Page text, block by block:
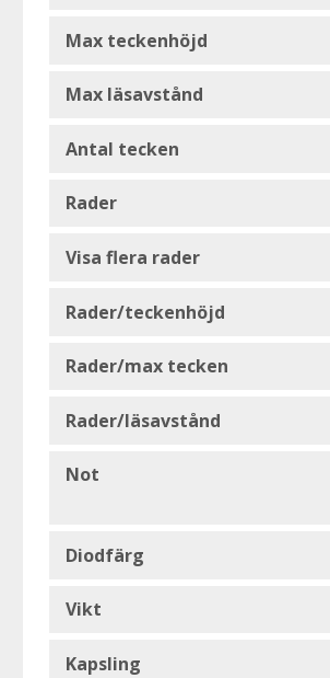
Max teckenhöjd
Max läsavstånd
Antal tecken
Rader
Visa flera rader
Rader/teckenhöjd
Rader/max tecken
Rader/läsavstånd
Not
Diodfärg
Vikt
Kapsling